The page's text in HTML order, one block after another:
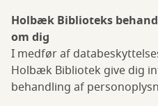
Holbæk Biblioteks
om dig
I medfør af
Holbæk Bibliotek give dig
behandling af